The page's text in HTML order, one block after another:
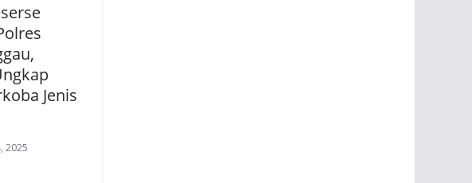
Jenis
2025